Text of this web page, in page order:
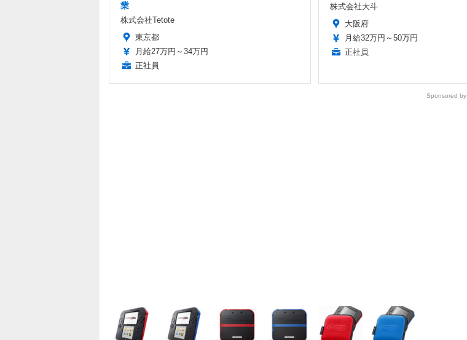
業
株式会社Tetote
東京都
月給27万円～34万円
正社員
株式会社大斗
大阪府
月給32万円～50万円
正社員
Sponsored by